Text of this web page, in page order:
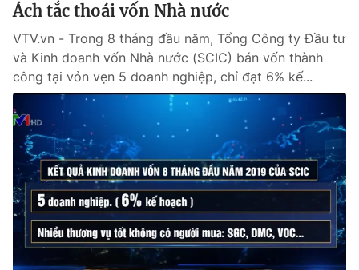
Ách tắc thoái vốn Nhà nước
VTV.vn - Trong 8 tháng đầu năm, Tổng Công ty Đầu tư
và Kinh doanh vốn Nhà nước (SCIC) bán vốn thành
công tại vỏn vẹn 5 doanh nghiệp, chỉ đạt 6% kế...